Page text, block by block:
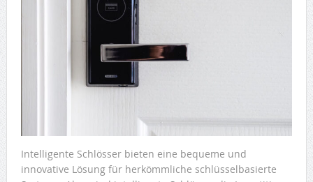
Intelligente Schlösser bieten eine bequeme und
innovative Lösung für herkömmliche schlüsselbasierte